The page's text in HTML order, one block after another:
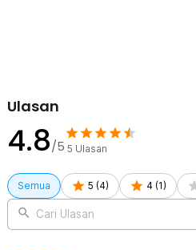
menjadi lebih cepat dan praktis.
dibersihkan setelah digunakan
Dengan perawatan sederhana,
penggunaan sehari-hari.
Kelengkapan Produk
Rincian yang Anda dapatkan untuk
Ulasan
4.8/5 5 Ulasan
Semua 5 (4) 4 (1 )
Cari Ulasan